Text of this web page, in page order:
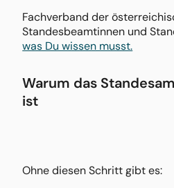
Fachverband der
Standesbeamtinnen und
was Du wissen musst.
Warum das
ist
Ohne diesen Schritt gibt es: